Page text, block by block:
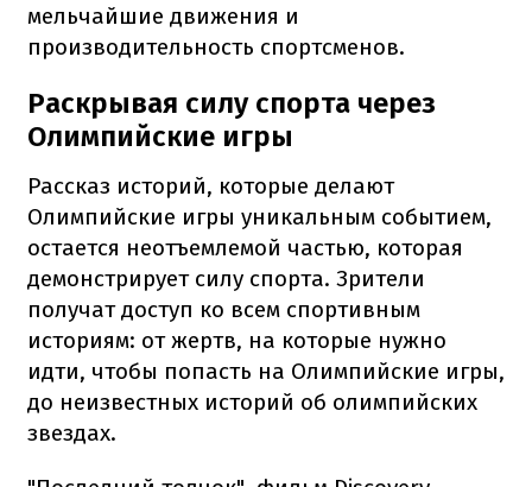
мельчайшие движения и
производительность спортсменов.
Раскрывая силу спорта через
Олимпийские игры
Рассказ историй, которые делают
Олимпийские игры уникальным событием,
остается неотъемлемой частью, которая
демонстрирует силу спорта. Зрители
получат доступ ко всем спортивным
историям: от жертв, на которые нужно
идти, чтобы попасть на Олимпийские игры,
до неизвестных историй об олимпийских
звездах.